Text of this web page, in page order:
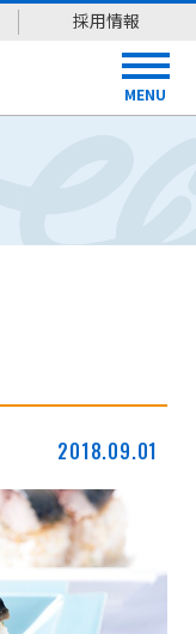
採用情報
MENU
2018.09.01